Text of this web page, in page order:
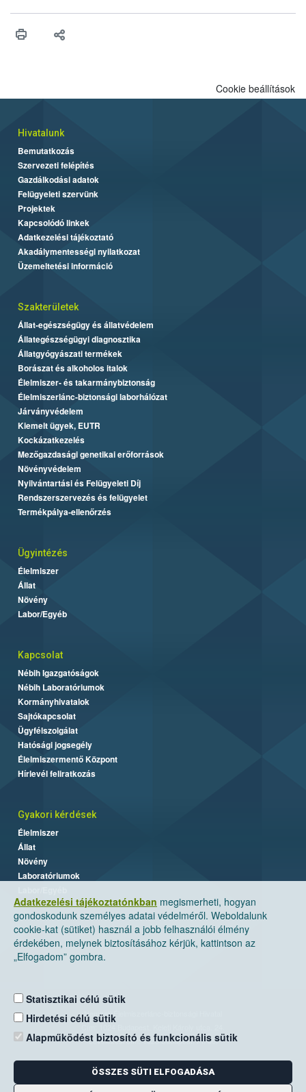
érésű szőlőkben is legyen lehetőség a károsító elleni további
felhasználók számára is elérhető és ökológiai termesztésben is
Adatkezelési tájékoztatónkban megismerheti, hogyan
gondoskodunk személyes adatai védelméről. Weboldalunk
cookie-kat (sütiket) használ a jobb felhasználói élmény
érdekében, melynek biztosításához kérjük, kattintson az
„Elfogadom” gombra.
Statisztikai célú sütik
Hirdetési célú sütik
Alapműködést biztosító és funkcionális sütik
ÖSSZES SÜTI ELFOGADÁSA
Cookie beállítások
Hivatalunk
Bemutatkozás
Szervezeti felépítés
Gazdálkodási adatok
Felügyeleti szervünk
Projektek
Kapcsolódó linkek
Adatkezelési tájékoztató
Akadálymentességi nyilatkozat
Üzemeltetési információ
Szakterületek
Állat-egészségügy és állatvédelem
Állategészségügyi diagnosztika
Állatgyógyászati termékek
Borászat és alkoholos italok
Élelmiszer- és takarmánybiztonság
Élelmiszerlánc-biztonsági laborhálózat
Járványvédelem
Kiemelt ügyek, EUTR
Kockázatkezelés
Mezőgazdasági genetikai erőforrások
Növényvédelem
Nyilvántartási és Felügyeleti Díj
Rendszerszervezés és felügyelet
Termékpálya-ellenőrzés
Ügyintézés
Élelmiszer
Állat
Növény
Labor/Egyéb
Kapcsolat
Nébih Igazgatóságok
Nébih Laboratóriumok
Kormányhivatalok
Sajtókapcsolat
Ügyfélszolgálat
Hatósági jogsegély
Élelmiszermentő Központ
Hírlevél feliratkozás
Gyakori kérdések
Élelmiszer
Állat
Növény
Laboratóriumok
Nemzeti Élelmiszerlánc-biztonsági Hivatal
Levelezési cím: 1525 Budapest. Pf. 30.
E-mail:ugyfelszolgalat@nebih.gov.hu